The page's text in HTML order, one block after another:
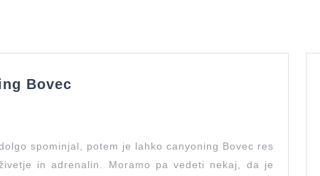
Bovec
spominjal, potem je lahko canyoning Bovec res
in adrenalin. Moramo pa vedeti nekaj, da je